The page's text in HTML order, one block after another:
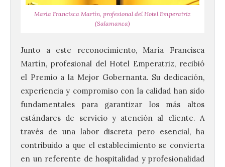
María Francisca Martín, profesional del Hotel Emperatriz
(Salamanca)
Junto a este reconocimiento, María Francisca
Martín, profesional del Hotel Emperatriz, recibió
el Premio a la Mejor Gobernanta. Su dedicación,
experiencia y compromiso con la calidad han sido
fundamentales para garantizar los más altos
estándares de servicio y atención al cliente. A
través de una labor discreta pero esencial, ha
contribuido a que el establecimiento se convierta
en un referente de hospitalidad y profesionalidad